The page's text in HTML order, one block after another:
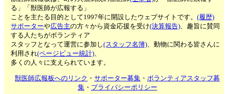
る」「獣医師が広報する」
ことを主たる目的として1997年に開設したウェブサイトです。(履歴)
サポーターや広告主の方々から資金応援を受け(決算報告)、趣旨に賛同
する人たちがボランティア
スタッフとなって運営に参加し(スタッフ名簿)、動物に関わる皆さんに
利用され(ページビュー統計)、
多くの人々に支えられています。
獣医師広報板へのリンク ・サポーター募集 ・ボランティアスタッフ募
集・ プライバシーポリシー